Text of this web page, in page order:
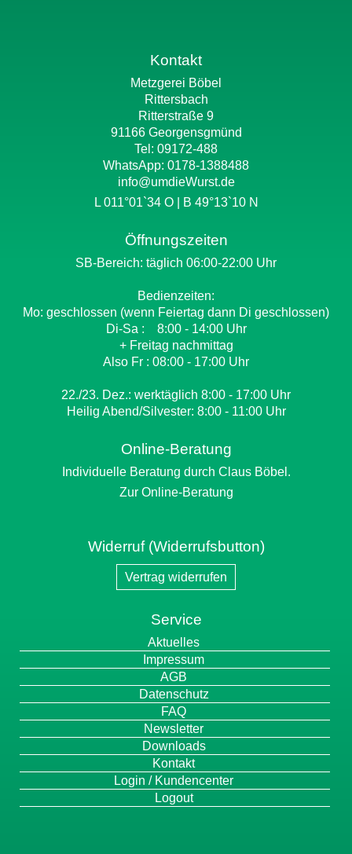
Kontakt
Metzgerei Böbel
Rittersbach
Ritterstraße 9
91166 Georgensgmünd
Tel: 09172-488
WhatsApp: 0178-1388488
info@umdieWurst.de
L 011°01`34 O | B 49°13`10 N
Öffnungszeiten
SB-Bereich: täglich 06:00-22:00 Uhr
Bedienzeiten:
Mo: geschlossen (wenn Feiertag dann Di geschlossen)
Di-Sa : 8:00 - 14:00 Uhr
+ Freitag nachmittag
Also Fr : 08:00 - 17:00 Uhr
22./23. Dez.: werktäglich 8:00 - 17:00 Uhr
Heilig Abend/Silvester: 8:00 - 11:00 Uhr
Online-Beratung
Individuelle Beratung durch Claus Böbel.
Zur Online-Beratung
Widerruf (Widerrufsbutton)
Vertrag widerrufen
Service
Navigation
überspringen
Aktuelles
Impressum
AGB
Datenschutz
FAQ
Newsletter
Downloads
Kontakt
Login / Kundencenter
Logout